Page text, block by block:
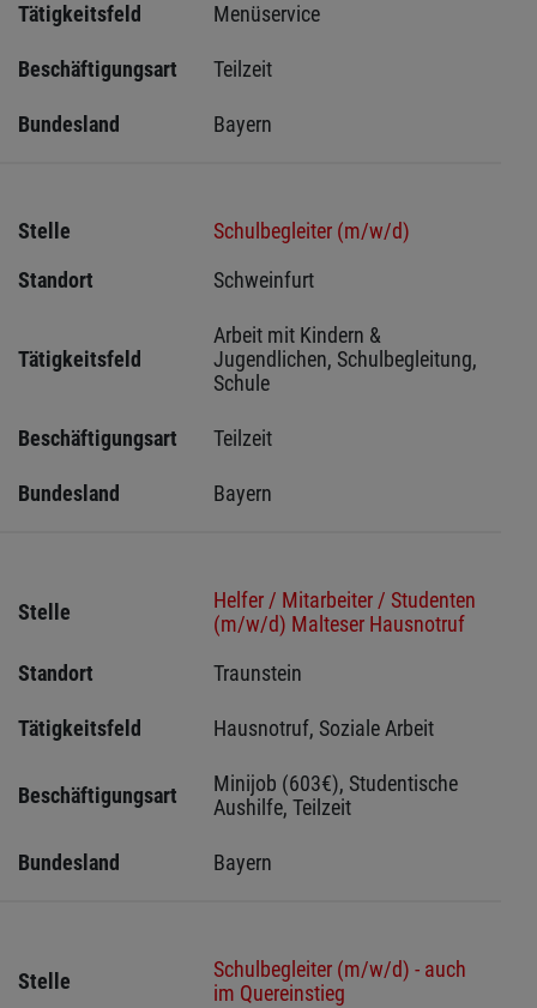
Tätigkeitsfeld Menüservice
Beschäftigungsart Teilzeit
Bundesland Bayern
Stelle
Schulbegleiter (m/w/d)
Standort
Schweinfurt
Tätigkeitsfeld
Arbeit mit Kindern &
Jugendlichen, Schulbegleitung,
Schule
Beschäftigungsart Teilzeit
Bundesland Bayern
Stelle
Helfer / Mitarbeiter / Studenten
(m/w/d) Malteser Hausnotruf
Standort
Traunstein
Tätigkeitsfeld Hausnotruf, Soziale Arbeit
Beschäftigungsart
Minijob (603€), Studentische
Aushilfe, Teilzeit
Bundesland Bayern
Stelle
Schulbegleiter (m/w/d) - auch
im Quereinstieg